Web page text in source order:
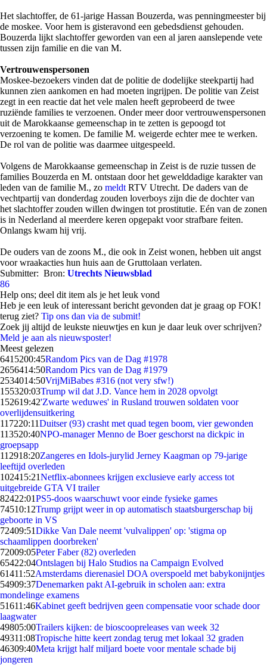
Het slachtoffer, de 61-jarige Hassan Bouzerda, was penningmeester bij
de moskee. Voor hem is gisteravond een gebedsdienst gehouden.
Bouzerda lijkt slachtoffer geworden van een al jaren aanslepende vete
tussen zijn familie en die van M.
Vertrouwenspersonen
Moskee-bezoekers vinden dat de politie de dodelijke steekpartij had
kunnen zien aankomen en had moeten ingrijpen. De politie van Zeist
zegt in een reactie dat het vele malen heeft geprobeerd de twee
ruziënde families te verzoenen. Onder meer door vertrouwenspersonen
uit de Marokkaanse gemeenschap in te zetten is gepoogd tot
verzoening te komen. De familie M. weigerde echter mee te werken.
De rol van de politie was daarmee uitgespeeld.
Volgens de Marokkaanse gemeenschap in Zeist is de ruzie tussen de
families Bouzerda en M. ontstaan door het gewelddadige karakter van
leden van de familie M., zo meldt RTV Utrecht. De daders van de
vechtpartij van donderdag zouden loverboys zijn die de dochter van
het slachtoffer zouden willen dwingen tot prostitutie. Eén van de zonen
is in Nederland al meerdere keren opgepakt voor strafbare feiten.
Onlangs kwam hij vrij.
De ouders van de zoons M., die ook in Zeist wonen, hebben uit angst
voor wraakacties hun huis aan de Gruttolaan verlaten.
Submitter: Bron: Utrechts Nieuwsblad
86
Help ons; deel dit item als je het leuk vond
Heb je een leuk of interessant bericht gevonden dat je graag op FOK!
terug ziet? Tip ons dan via de submit!
Zoek jij altijd de leukste nieuwtjes en kun je daar leuk over schrijven?
Meld je aan als nieuwsposter!
Meest gelezen
6415200:45Random Pics van de Dag #1978
2656414:50Random Pics van de Dag #1979
2534014:50VrijMiBabes #316 (not very sfw!)
155320:03Trump wil dat J.D. Vance hem in 2028 opvolgt
152619:42'Zwarte weduwes' in Rusland trouwen soldaten voor
overlijdensuitkering
117220:11Duitser (93) crasht met quad tegen boom, vier gewonden
113520:40NPO-manager Menno de Boer geschorst na dickpic in
groepsapp
112918:20Zangeres en Idols-jurylid Jerney Kaagman op 79-jarige
leeftijd overleden
102415:21Netflix-abonnees krijgen exclusieve early access tot
uitgebreide GTA VI trailer
82422:01PS5-doos waarschuwt voor einde fysieke games
74510:12Trump grijpt weer in op automatisch staatsburgerschap bij
geboorte in VS
72409:51Dikke Van Dale neemt 'vulvalippen' op: 'stigma op
schaamlippen doorbreken'
72009:05Peter Faber (82) overleden
65422:04Ontslagen bij Halo Studios na Campaign Evolved
61411:52Amsterdams dierenasiel DOA overspoeld met babykonijntjes
54909:37Denemarken pakt AI-gebruik in scholen aan: extra
mondelinge examens
51611:46Kabinet geeft bedrijven geen compensatie voor schade door
laagwater
49805:00Trailers kijken: de bioscoopreleases van week 32
49311:08Tropische hitte keert zondag terug met lokaal 32 graden
46309:40Meta krijgt half miljard boete voor mentale schade bij
jongeren